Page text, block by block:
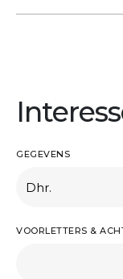
GEGEVENS
VOORLETTERS &